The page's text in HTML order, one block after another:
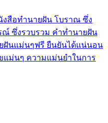
งสือทำนายฝัน โบราณ ซึ่ง
ณ์ ซึ่งรวบรวม คำทํานายฝัน
ฝันแม่นๆฟรี ยืนยันได้แน่นอน
แม่นๆ ความแม่นยำในการ